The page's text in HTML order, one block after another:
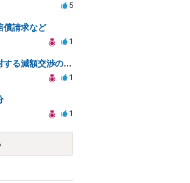
5
償請求など
1
不倫の慰謝料請求に対する減額交渉の可能性と対策
1
1